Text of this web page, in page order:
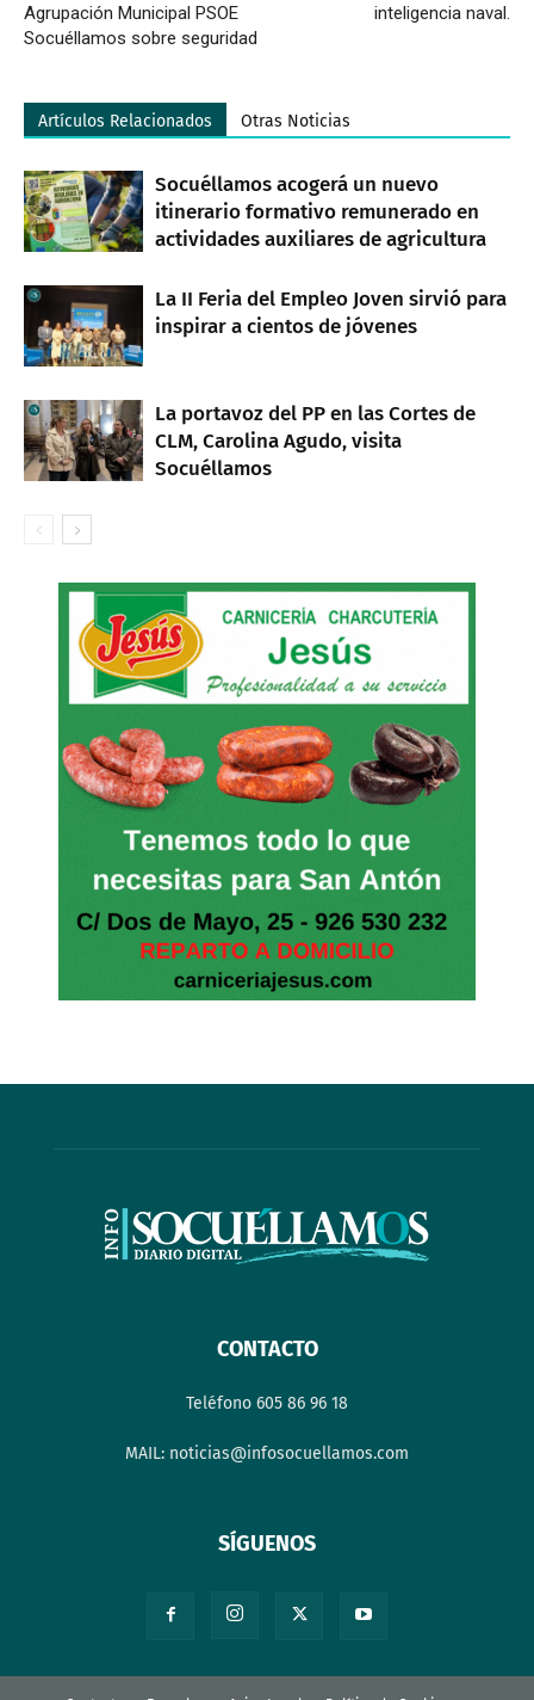
Agrupación Municipal PSOE
Socuéllamos sobre seguridad
inteligencia naval.
Artículos Relacionados Otras Noticias
Socuéllamos acogerá un nuevo
itinerario formativo remunerado en
actividades auxiliares de agricultura
La II Feria del Empleo Joven sirvió para
inspirar a cientos de jóvenes
La portavoz del PP en las Cortes de
CLM, Carolina Agudo, visita
Socuéllamos
CONTACTO
Teléfono 605 86 96 18
MAIL: noticias@infosocuellamos.com
SÍGUENOS